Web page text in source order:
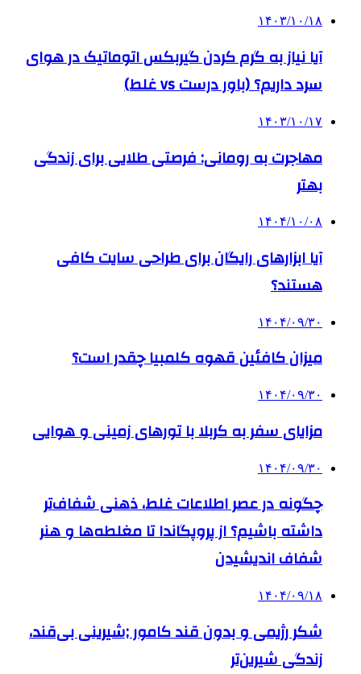
۱۴۰۳/۱۰/۱۸
آیا نیاز به گرم کردن گیربکس اتوماتیک در هوای
سرد داریم؟ (باور درست vs غلط)
۱۴۰۳/۱۰/۱۷
مهاجرت به رومانی: فرصتی طلایی برای زندگی
بهتر
۱۴۰۴/۱۰/۰۸
آیا ابزارهای رایگان برای طراحی سایت کافی
هستند؟
۱۴۰۴/۰۹/۳۰
میزان کافئین قهوه کلمبیا چقدر است؟
۱۴۰۴/۰۹/۳۰
مزایای سفر به کربلا با تورهای زمینی و هوایی
۱۴۰۴/۰۹/۳۰
چگونه در عصر اطلاعات غلط، ذهنی شفاف‌تر
داشته باشیم؟ از پروپگاندا تا مغلطه‌ها و هنر
شفاف اندیشیدن
۱۴۰۴/۰۹/۱۸
شکر رژیمی و بدون قند کامور ;شیرینی بی‌قند،
زندگی شیرین‌تر